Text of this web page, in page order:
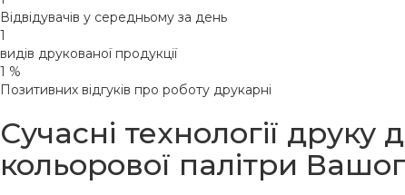
Відвідувачів у середньому за день
1
видів друкованої продукції
1 %
Позитивних відгуків про роботу друкарні
Сучасні технології
кольорової палітри